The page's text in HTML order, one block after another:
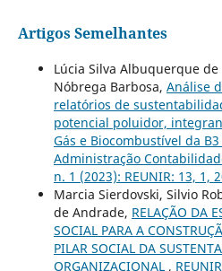
Artigos Semelhantes
Lúcia Silva Albuquerque
Nóbrega Barbosa, Análise
relatórios de
potencial poluidor,
Gás e Biocombustível da B3
Administração
n. 1 (2023): REUNIR: 13, 1,
Marcia Sierdovski, Silvio
de Andrade, RELAÇÃO DA
SOCIAL PARA A
PILAR SOCIAL DA
ORGANIZACIONAL ,